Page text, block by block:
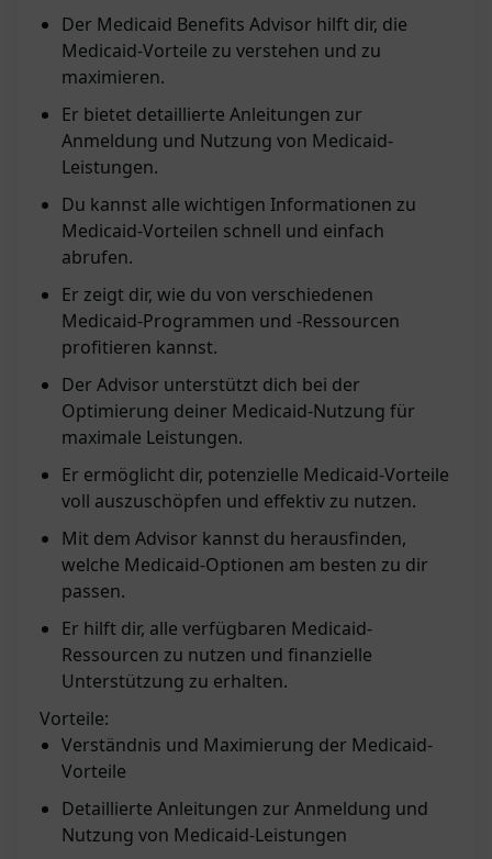
Der Medicaid Benefits Advisor hilft dir, die
Medicaid-Vorteile zu verstehen und zu
maximieren.
Er bietet detaillierte Anleitungen zur
Anmeldung und Nutzung von Medicaid-
Leistungen.
Du kannst alle wichtigen Informationen zu
Medicaid-Vorteilen schnell und einfach
abrufen.
Er zeigt dir, wie du von verschiedenen
Medicaid-Programmen und -Ressourcen
profitieren kannst.
Der Advisor unterstützt dich bei der
Optimierung deiner Medicaid-Nutzung für
maximale Leistungen.
Er ermöglicht dir, potenzielle Medicaid-Vorteile
voll auszuschöpfen und effektiv zu nutzen.
Mit dem Advisor kannst du herausfinden,
welche Medicaid-Optionen am besten zu dir
passen.
Er hilft dir, alle verfügbaren Medicaid-
Ressourcen zu nutzen und finanzielle
Unterstützung zu erhalten.
Vorteile:
Verständnis und Maximierung der Medicaid-
Vorteile
Detaillierte Anleitungen zur Anmeldung und
Nutzung von Medicaid-Leistungen